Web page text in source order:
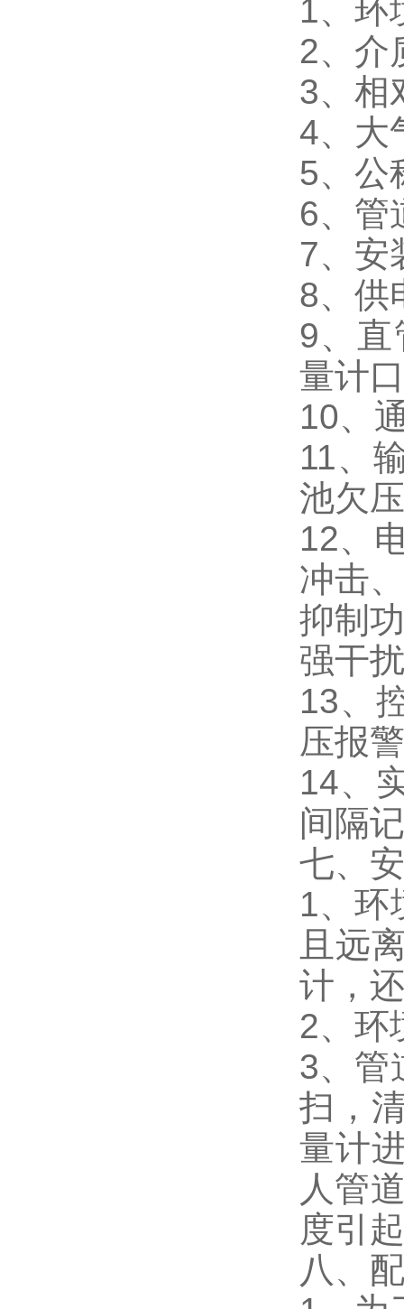
1、
2、
3、相
4、大
5、公
6、管
7、安
8、供
9、直
量计
10、
11、
池欠
12、
冲击
抑制
强干
13、
压报
14、
间隔
七、
1、环
且远
计，
2、
3、管
扫，
量计
人管
度引
八、